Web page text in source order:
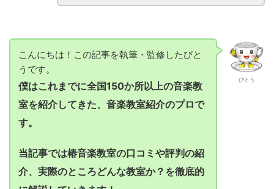
びとう
こんにちは！この記事を執筆・監修したびと
うです。
僕はこれまでに全国150か所以上の音楽教
室を紹介してきた、音楽教室紹介のプロで
す。
当記事では椿音楽教室の口コミや評判の紹
介、実際のところどんな教室か？を徹底的